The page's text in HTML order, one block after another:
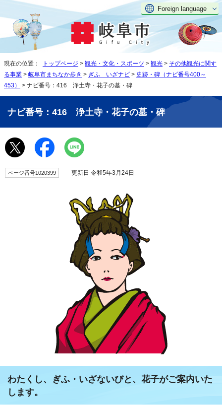
Foreign language
現在の位置： トップページ > 観光・文化・スポーツ > 観光 > その他観光に関す
る事業 > 岐阜市まちなか歩き > ぎふ いざナビ > 史跡・碑（ナビ番号400～
453）
> ナビ番号：416 浄土寺・花子の墓・碑
ナビ番号：416 浄土寺・花子の墓・碑
ページ番号1020399 更新日 令和5年3月24日
わたくし、ぎふ・いざないびと、花子がご案内いた
します。